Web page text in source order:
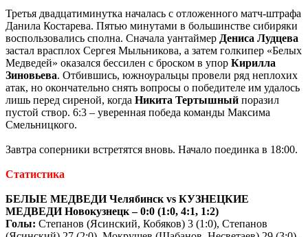
Третья двадцатиминутка началась с отложенного матч-штрафа
Данила Костарева. Пятью минутами в большинстве сибиряки
воспользовались сполна. Сначала уантаймер Дениса Лудцева
застал врасплох Сергея Мыльникова, а затем голкипер «Белых
Медведей» оказался бессилен с броском в упор Кирилла
Зиновьева. Отбившись, южноуральцы провели ряд неплохих
атак, но окончательно снять вопросы о победителе им удалось
лишь перед сиреной, когда Никита Тертышный поразил
пустой створ. 6:3 – уверенная победа команды Максима
Смельницкого.
Завтра соперники встретятся вновь. Начало поединка в 18:00.
Статистика
БЕЛЫЕ МЕДВЕДИ Челябинск vs КУЗНЕЦКИЕ
МЕДВЕДИ Новокузнецк – 0:0 (1:0, 4:1, 1:2)
Голы: Степанов (Ясинский, Кобяков) 3 (1:0), Степанов